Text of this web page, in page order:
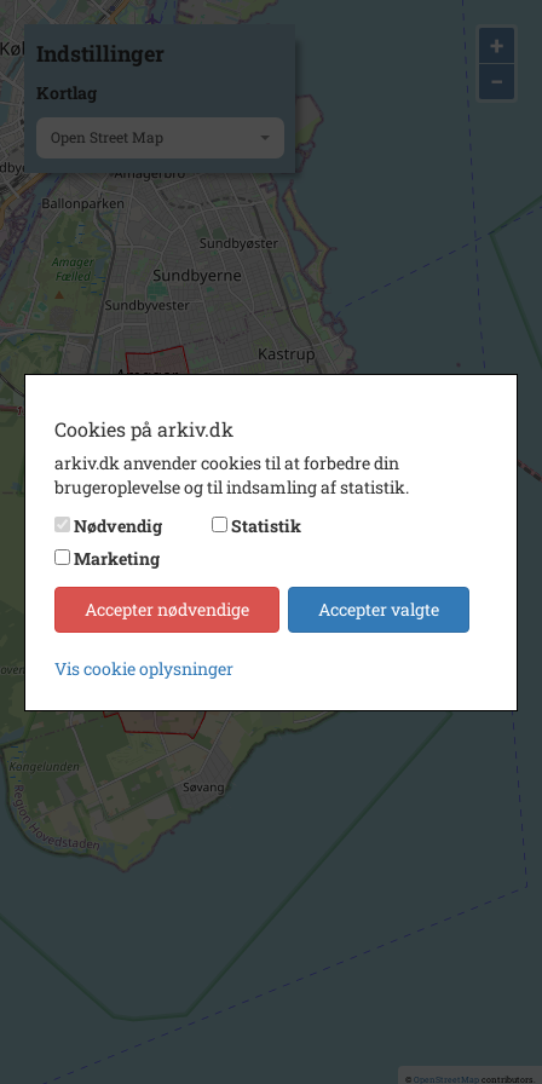
+
−
© OpenStreetMapcontributors.
Indstillinger
Kortlag
Open Street Map
Cookies på arkiv.dk
arkiv.dk anvender cookies til at forbedre din
brugeroplevelse og til indsamling af statistik.
Nødvendig
Statistik
Marketing
Accepter nødvendige Accepter valgte
Vis cookie oplysninger